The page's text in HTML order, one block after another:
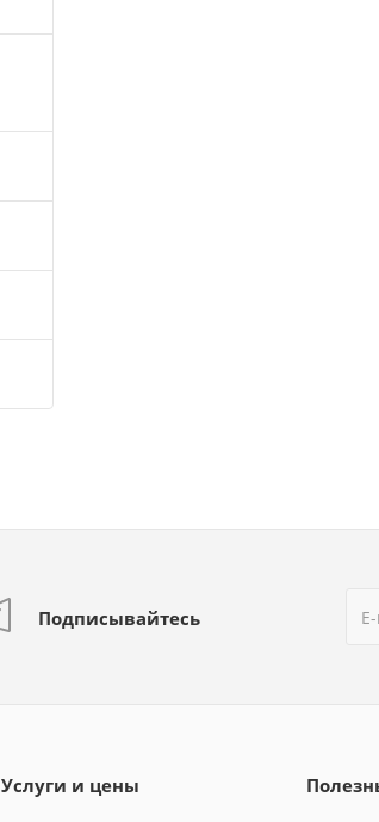
Подписывайтесь
Услуги и цены